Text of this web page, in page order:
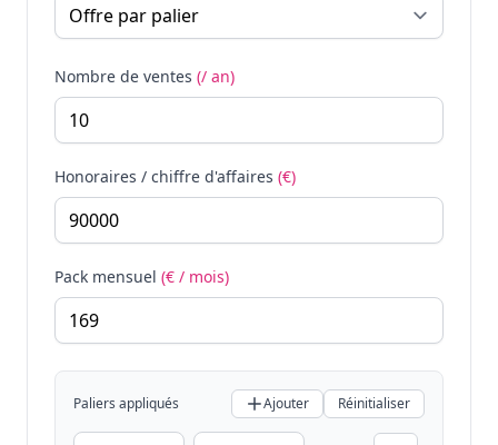
Nombre de ventes (/ an)
Honoraires / chiffre d'affaires (€)
Pack mensuel (€ / mois)
Paliers appliqués Ajouter Réinitialiser